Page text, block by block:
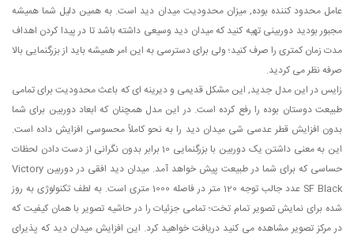
عامل محدود کننده بوده, میزان محدودیت میدان دید است. به همین دلیل شما همیشه
مجبور بودید دوربینی تهیه کنید که میدان دید وسیعی داشته باشد تا در پیدا کردن اهداف
مدت زمان کمتری را صرف کنید؛ ولی برای دسترسی به این امر همیشه باید از بزرگنمایی بالا
صرفه نظر می کردید.
زایس در این مدل جدید, این مشکل قدیمی و دیرینه ای که باعث محدودیت برای تمامی
طبیعت دوستان بوده را رفع کرده است. در این مدل همچنان که ابعاد دوربین برای شما
بدون افزایش قطر عدسی شی میدان دید را به نحو کاملاً محسوسی افزایش داده است.
این به معنی داشتن یک دوربین با بزرگنمایی 10 برابر بدون نگرانی از دست دادن لحظات
حساسی که برای شما در طبیعت پیش خواهد آمد. میدان دید افقی در دوربین Victory
SF Black عدد جالب توجه 120 متر در فاصله 1000 متری است. به لطف تکنولوژی به روز
شده برای نمایش تصویر تمام تخت؛ تمامی جزئیات را در حاشیه تصویر با همان کیفیت که
در مرکز تصویر مشاهده می کنید دریافت خواهید کرد. این افزایش میدان دید که پذیرای